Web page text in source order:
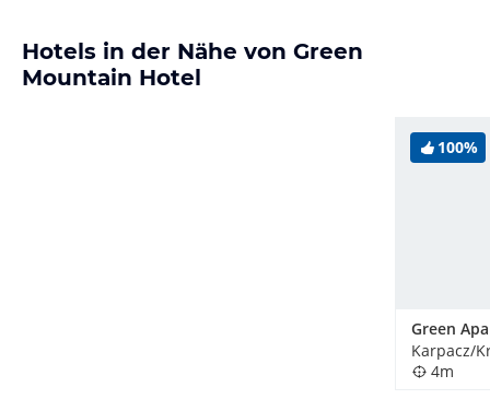
Hotels in der Nähe von Green
Mountain Hotel
100%
Green
Karpacz/
4m